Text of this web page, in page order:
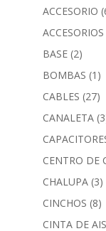
ACCESORIO
ACCESORIOS
BASE (2)
BOMBAS (1)
CABLES (27)
CANALETA
CENTRO DE
CHALUPA (3)
CINCHOS (8)
CINTA DE